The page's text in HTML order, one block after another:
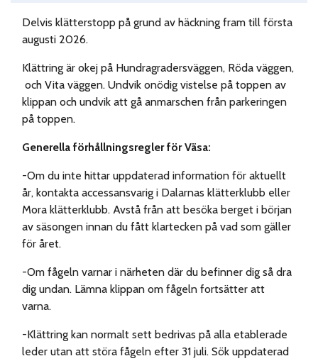
Delvis klätterstopp på grund av häckning fram till första
augusti 2026.
Klättring är okej på Hundragradersväggen, Röda väggen,
och Vita väggen. Undvik onödig vistelse på toppen av
klippan och undvik att gå anmarschen från parkeringen
på toppen.
Generella förhållningsregler för Väsa:
-Om du inte hittar uppdaterad information för aktuellt
år, kontakta accessansvarig i Dalarnas klätterklubb eller
Mora klätterklubb. Avstå från att besöka berget i början
av säsongen innan du fått klartecken på vad som gäller
för året.
-Om fågeln varnar i närheten där du befinner dig så dra
dig undan. Lämna klippan om fågeln fortsätter att
varna.
-Klättring kan normalt sett bedrivas på alla etablerade
leder utan att störa fågeln efter 31 juli. Sök uppdaterad